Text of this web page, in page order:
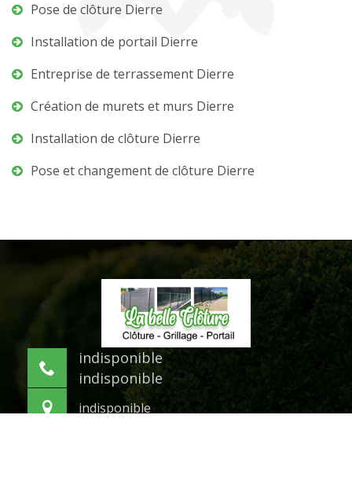
Pose de clôture Dierre
Installation de portail Dierre
Entreprise de terrassement Dierre
Création de murets et murs Dierre
Installation de clôture Dierre
Pose et changement de clôture Dierre
indisponible
indisponible
indisponible